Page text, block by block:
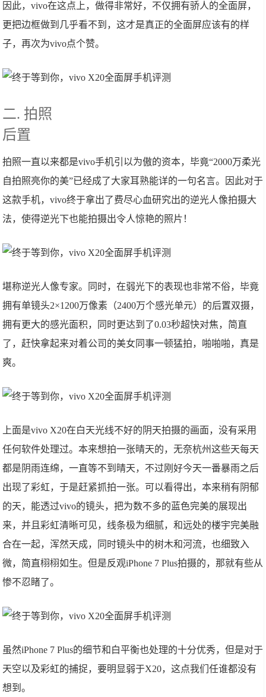
因此，vivo在这点上，做得非常好，不仅拥有骄人的全面屏，
更把边框做到几乎看不到，这才是真正的全面屏应该有的样
子，再次为vivo点个赞。
二. 拍照
后置
拍照一直以来都是vivo手机引以为傲的资本，毕竟“2000万柔光
自拍照亮你的美”已经成了大家耳熟能详的一句名言。因此对于
这款手机，vivo终于拿出了费尽心血研究出的逆光人像拍摄大
法，使得逆光下也能拍摄出令人惊艳的照片！
堪称逆光人像专家。同时，在弱光下的表现也非常不俗，毕竟
拥有单镜头2×1200万像素（2400万个感光单元）的后置双摄，
拥有更大的感光面积，同时更达到了0.03秒超快对焦，简直
了，赶快拿起来对着公司的美女同事一顿猛拍，啪啪啪，真是
爽。
上面是vivo X20在白天光线不好的阴天拍摄的画面，没有采用
任何软件处理过。本来想拍一张晴天的，无奈杭州这些天每天
都是阴雨连绵，一直等不到晴天，不过刚好今天一番暴雨之后
出现了彩虹，于是赶紧抓拍一张。可以看得出，本来稍有阴郁
的天，能透过vivo的镜头，把为数不多的蓝色完美的展现出
来，并且彩虹清晰可见，线条极为细腻，和远处的楼宇完美融
合在一起，浑然天成，同时镜头中的树木和河流，也细致入
微，简直栩栩如生。但是反观iPhone 7 Plus拍摄的，那就有些从
惨不忍睹了。
虽然iPhone 7 Plus的细节和白平衡也处理的十分优秀，但是对于
天空以及彩虹的捕捉，要明显弱于X20，这点我们任谁都没有
想到。